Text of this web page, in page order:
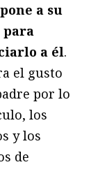
a su
a él.
el gusto
por lo
los
y los
de